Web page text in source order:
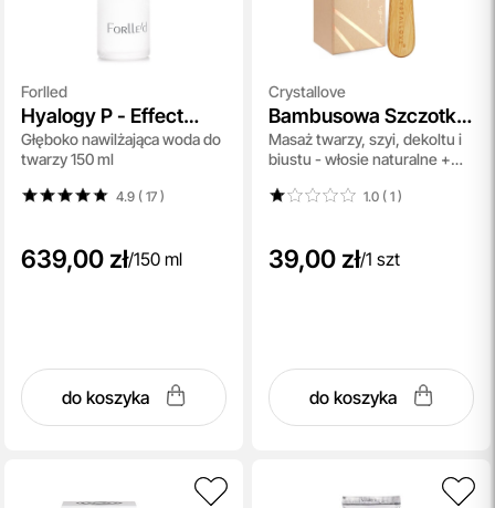
Forlled
Hyalogy P - Effect
Refining Lotion
Głęboko nawilżająca woda do
twarzy 150 ml
4.9 ( 17)
639,00 zł/150 ml
do koszyka
Crystallove
Bambusowa Szczotka
do Masażu
Masaż twarzy, szyi, dekoltu i
biustu - włosie naturalne +
1.0 ( 1)
39,00 zł/1 szt
do koszyka